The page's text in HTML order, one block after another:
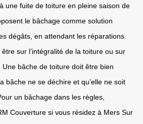
une fuite de toiture en pleine saison de
le bâchage comme solution
dégâts, en attendant les réparations.
sur l’intégralité de la toiture ou sur
bâche de toiture doit être bien
bâche ne se déchire et qu’elle ne soit
un bâchage dans les règles,
Couverture si vous résidez à Mers Sur